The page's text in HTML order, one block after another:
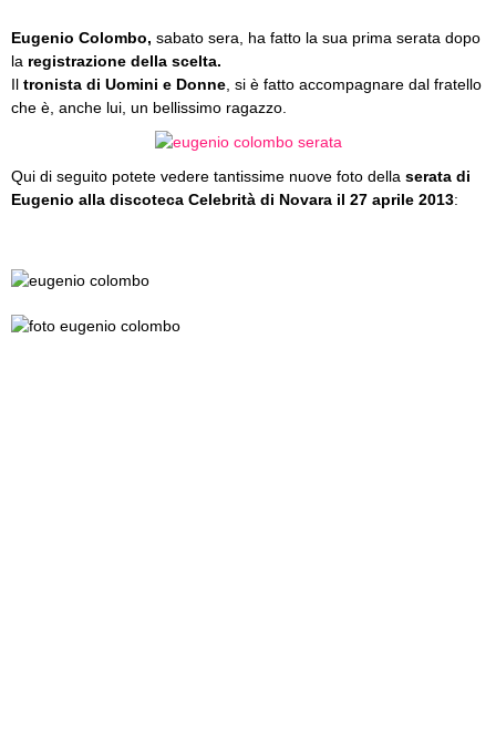
Eugenio Colombo, sabato sera, ha fatto la sua prima serata dopo
la registrazione della scelta.
Il tronista di Uomini e Donne , si è fatto accompagnare dal fratello
che è, anche lui, un bellissimo ragazzo.
Qui di seguito potete vedere tantissime nuove foto della serata di
Eugenio alla discoteca Celebrità di Novara il 27 aprile 2013: